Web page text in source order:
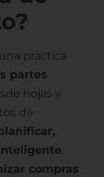
práctica
partes
hojas y
de
,
compras